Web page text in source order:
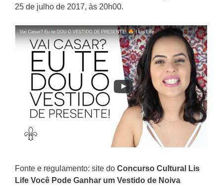
25 de julho de 2017, às 20h00.
Fonte e regulamento: site do Concurso Cultural Lis
Life Você Pode Ganhar um Vestido de Noiva